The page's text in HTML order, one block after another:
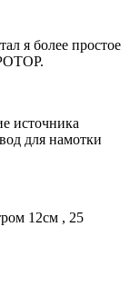
я более простое
источника
для намотки
12см , 25